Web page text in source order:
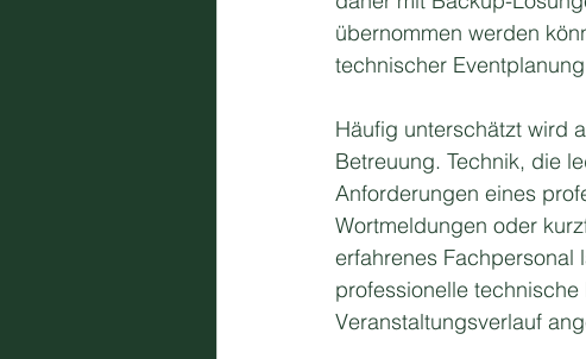
übernommen werden
technischer
Häufig unterschätzt wird
Betreuung. Technik, die
Anforderungen eines
Wortmeldungen oder
erfahrenes Fachpersonal
professionelle
Veranstaltungsverlauf